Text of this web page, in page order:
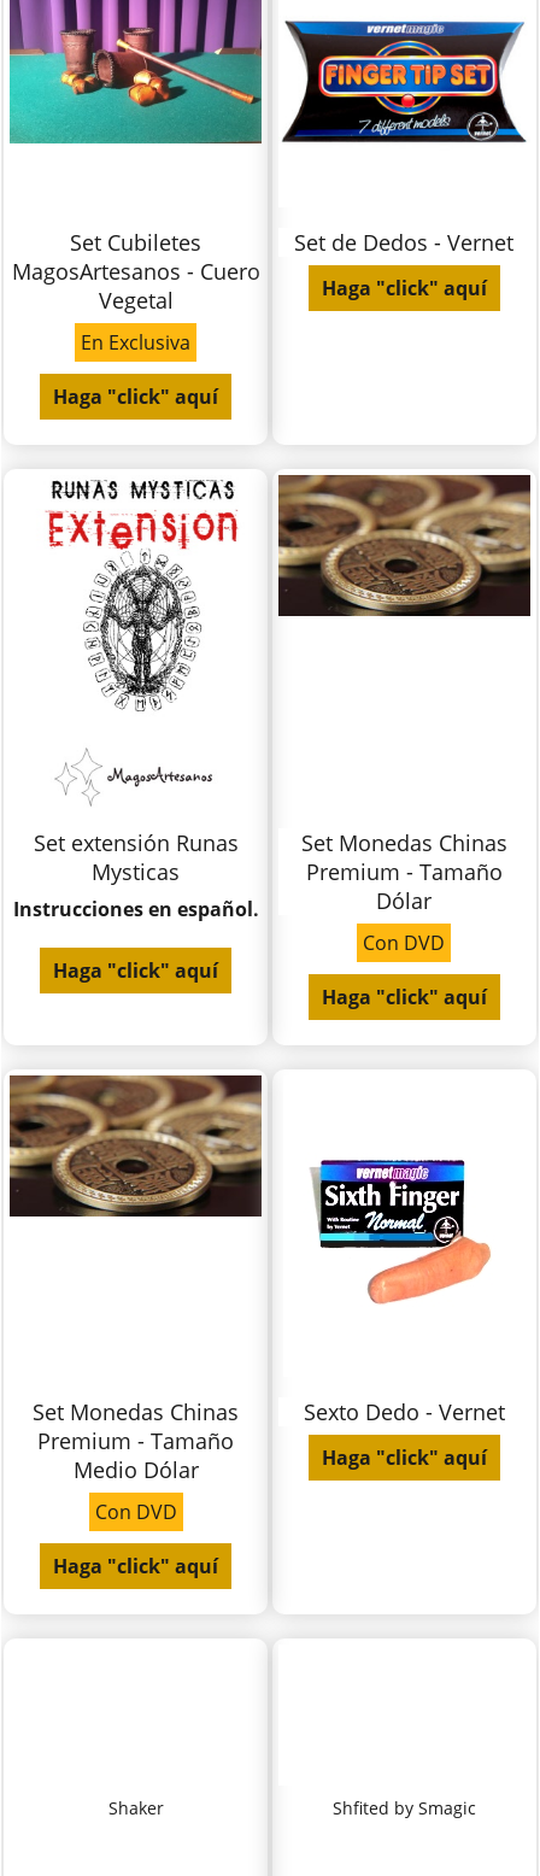
Set Cubiletes
MagosArtesanos - Cuero
Vegetal
En Exclusiva
Haga "click" aquí
Set de Dedos - Vernet
Haga "click" aquí
Set extensión Runas
Mysticas
Instrucciones en español.
Haga "click" aquí
Set Monedas Chinas
Premium - Tamaño
Dólar
Con DVD
Haga "click" aquí
Set Monedas Chinas
Premium - Tamaño
Medio Dólar
Con DVD
Haga "click" aquí
Sexto Dedo - Vernet
Haga "click" aquí
Shaker Shfited by Smagic